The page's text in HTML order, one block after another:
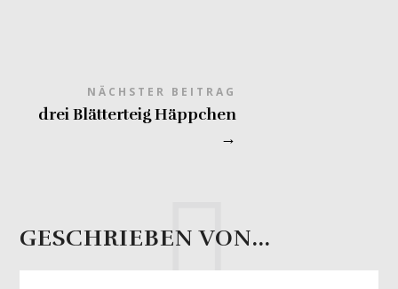
NÄCHSTER BEITRAG
drei Blätterteig Häppchen
→
GESCHRIEBEN VON...